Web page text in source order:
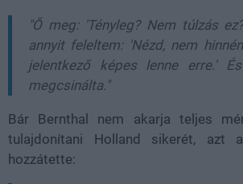
"Ő meg: 'Tényleg? Nem túlzás
annyit feleltem: 'Nézd, nem
jelentkező képes lenne erre.'
megcsinálta."
Bár Bernthal nem akarja teljes
tulajdonítani Holland sikerét, azt
hozzátette: